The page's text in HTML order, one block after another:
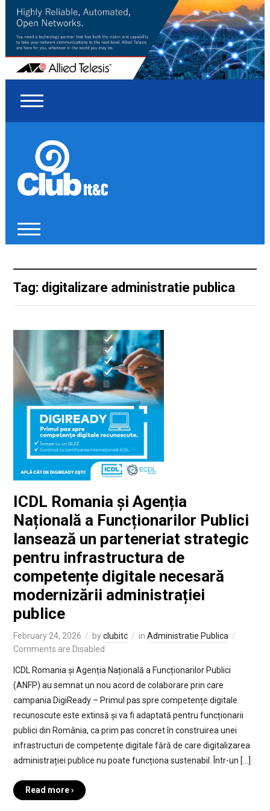
Tag: digitalizare administratie publica
ICDL Romania și Agenția
Națională a Funcționarilor Publici
lansează un parteneriat strategic
pentru infrastructura de
competențe digitale necesară
modernizării administrației
publice
February 24, 2026 byclubitc in Administratie Publica
Comments are Disabled
ICDL Romania și Agenția Națională a Funcționarilor Publici
(ANFP) au semnat un nou acord de colaborare prin care
campania DigiReady – Primul pas spre competențe digitale
recunoscute este extinsă și va fi adaptată pentru funcționarii
publici din România, ca prim pas concret în construirea unei
infrastructuri de competențe digitale fără de care digitalizarea
administrației publice nu poate funcționa sustenabil. Într-un […]
Read more ›